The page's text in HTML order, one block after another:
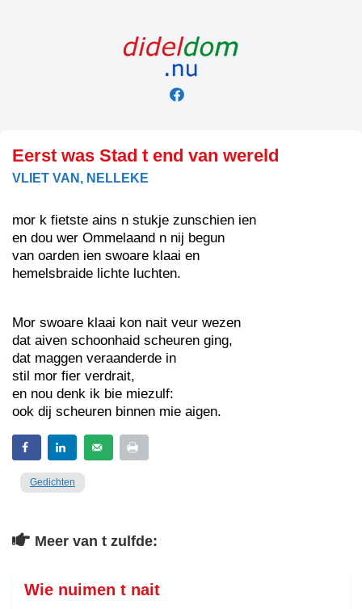
Eerst was Stad t end van wereld
VLIET VAN, NELLEKE
mor k fietste ains n stukje zunschien ien
en dou wer Ommelaand n nij begun
van oarden ien swoare klaai en
hemelsbraide lichte luchten.
Mor swoare klaai kon nait veur wezen
dat aiven schoonhaid scheuren ging,
dat maggen veraanderde in
stil mor fier verdrait,
en nou denk ik bie miezulf:
ook dij scheuren binnen mie aigen.
Gedichten
Meer van t zulfde:
Wie nuimen t nait